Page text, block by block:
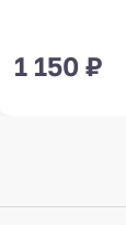
1 150 ₽